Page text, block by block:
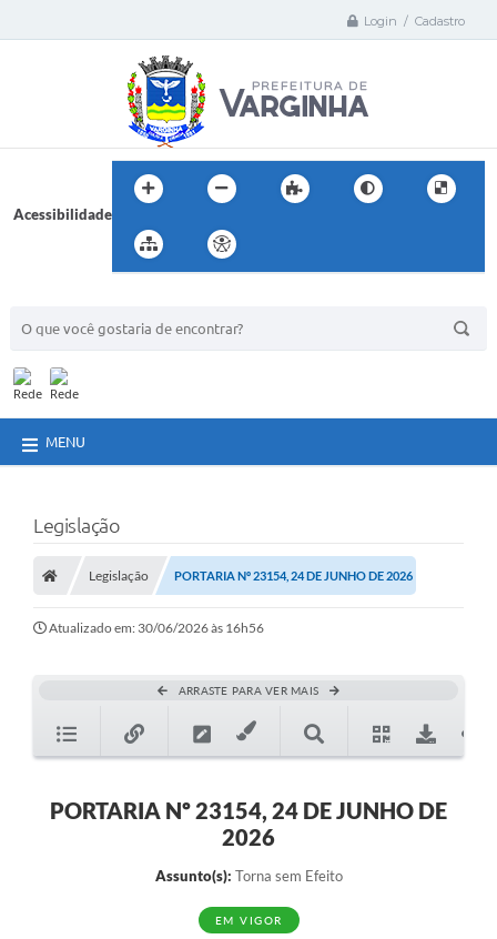
Login / Cadastro
Acessibilidade
MENU
Legislação
Legislação PORTARIA Nº 23154, 24 DE JUNHO DE 2026
Atualizado em: 30/06/2026 às 16h56
ARRASTE PARA VER MAIS
PORTARIA Nº 23154, 24 DE JUNHO DE
2026
Assunto(s): Torna sem Efeito
EM VIGOR